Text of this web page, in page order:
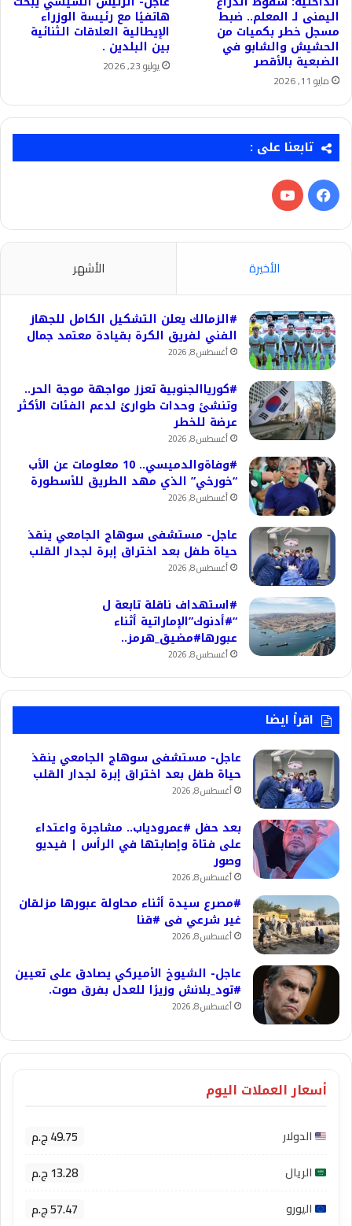
اليمنى لـ المعلم.. ضبط
مسجل خطر بكميات من
الحشيش والشابو في
الضبعية بالأقصر
مايو 11, 2026
هاتفيًا مع رئيسة الوزراء
الإيطالية العلاقات الثنائية
بين البلدين .
يوليو 23, 2026
تابعنا على :
فيسبوك‫YouTube
الأخيرة الأشهر
#الزمالك يعلن التشكيل الكامل للجهاز
الفني لفريق الكرة بقيادة معتمد جمال
أغسطس 8, 2026
#كورياالجنوبية تعزز مواجهة موجة الحر..
وتنشئ وحدات طوارئ لدعم الفئات الأكثر
عرضة للخطر
أغسطس 8, 2026
#وفاةوالدميسي.. 10 معلومات عن الأب
“خورخي” الذي مهد الطريق للأسطورة
أغسطس 8, 2026
عاجل- مستشفى سوهاج الجامعي ينقذ
حياة طفل بعد اختراق إبرة لجدار القلب
أغسطس 8, 2026
#استهداف ناقلة تابعة ل
“#أدنوك”الإماراتية أثناء
عبورها#مضيق_هرمز..
أغسطس 8, 2026
اقرأ ايضا
عاجل- مستشفى سوهاج الجامعي ينقذ
حياة طفل بعد اختراق إبرة لجدار القلب
أغسطس 8, 2026
بعد حفل #عمرودياب.. مشاجرة واعتداء
على فتاة وإصابتها في الرأس | فيديو
وصور
أغسطس 8, 2026
#مصرع سيدة أثناء محاولة عبورها مزلقان
غير شرعي فى #قنا
أغسطس 8, 2026
عاجل- الشيوخ الأميركي يصادق على تعيين
#تود_بلانش وزيرًا للعدل بفرق صوت.
أغسطس 8, 2026
أسعار العملات اليوم
الدولار 49.75 ج.م
الريال 13.28 ج.م
اليورو 57.47 ج.م